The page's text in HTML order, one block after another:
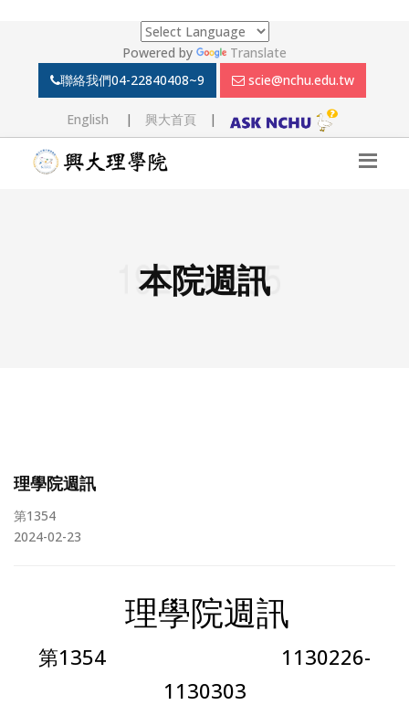
Powered by
Translate
聯絡我們04-22840408~9 scie@nchu.edu.tw
English | 興大首頁|
本院週訊
理學院週訊
第1354
2024-02-23
理學院週訊
第1354 1130226-
1130303